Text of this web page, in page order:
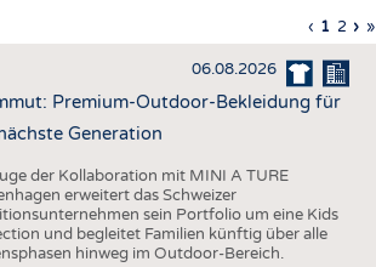
FAKTEN
STATISTICS
Seite
‹
Seite
1 Seite
2 › »
06.08.2026
Premium-Outdoor-Bekleidung für
Generation
der Kollaboration mit MINI A TURE
erweitert das Schweizer
sein Portfolio um eine Kids
und begleitet Familien künftig über alle
hinweg im Outdoor-Bereich.